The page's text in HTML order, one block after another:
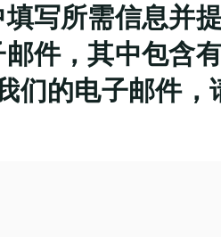
写所需信息并提
件，其中包含
们的电子邮件，